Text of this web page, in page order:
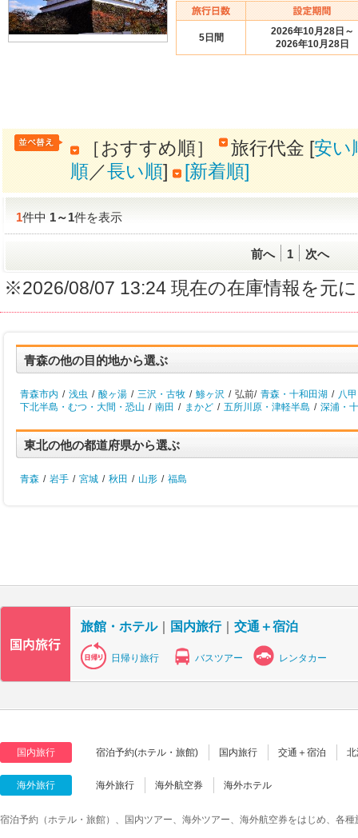
5日間
2026年10月28日～
2026年10月28日
［おすすめ順］ 旅行代金 [安い
順／長い順] [新着順]
1件中1～1件を表示
前へ 1 次へ
※2026/08/07 13:24 現在の在庫情報を元
青森の他の目的地から選ぶ
青森市内 / 浅虫 / 酸ヶ湯 / 三沢・古牧 / 鯵ヶ沢 / 弘前/ 青森・十和田湖 / 八
下北半島・むつ・大間・恐山 / 南田 / まかど / 五所川原・津軽半島 / 深浦・
東北の他の都道府県から選ぶ
青森 / 岩手 / 宮城 / 秋田 / 山形 / 福島
旅館・ホテル｜ 国内旅行｜ 交通＋宿泊
日帰り旅行 バスツアー レンタカー
国内旅行 宿泊予約(ホテル・旅館) 国内旅行 交通＋宿泊
海外旅行 海外旅行 海外航空券 海外ホテル
宿泊予約（ホテル・旅館）、国内ツアー、海外ツアー、海外航空券をはじめ、各